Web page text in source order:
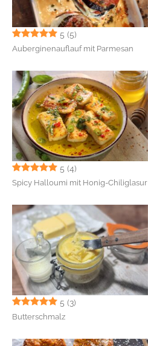
5 (5)
Auberginenauflauf mit Parmesan
5 (4)
Spicy Halloumi mit Honig-Chiliglasur
5 (3)
Butterschmalz